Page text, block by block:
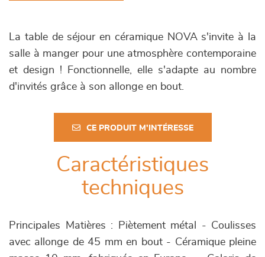
La table de séjour en céramique NOVA s'invite à la
salle à manger pour une atmosphère contemporaine
et design ! Fonctionnelle, elle s'adapte au nombre
d'invités grâce à son allonge en bout.
CE PRODUIT M'INTÉRESSE
Caractéristiques
techniques
Principales Matières : Piètement métal - Coulisses
avec allonge de 45 mm en bout - Céramique pleine